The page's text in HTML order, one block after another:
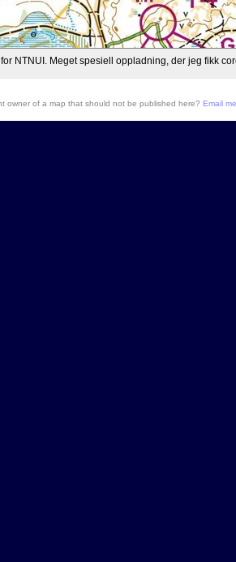
NTNUI. Meget spesiell oppladning, der jeg fikk
owner of a map that should not be published here? Email me